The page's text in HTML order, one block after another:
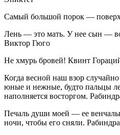
Самый большой порок —
Лень — это мать. У нее сын —
Виктор Гюго
Не хмурь бровей! Квинт
Когда весной наш взор
юные и нежные, будто пальцы
наполняется восторгом.
Печаль души моей — ее
ночи, чтобы его сняли.